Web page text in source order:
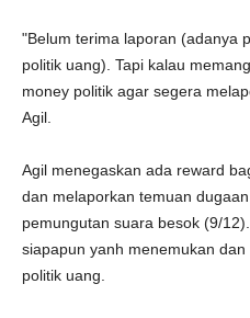
"Belum terima laporan (adanya
politik uang). Tapi kalau
money politik agar segera
Agil.
Agil menegaskan ada reward
dan melaporkan temuan
pemungutan suara besok (9/
siapapun yanh menemukan
politik uang.